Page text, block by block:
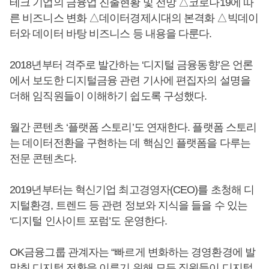
테크 기업의 금융업 진출현황 및 전망 △코로나19에 따
른 비즈니스 변화 △데이터경제시대의 본격화 △빅데이
터와 데이터 바탕 비즈니스 등 내용을 다룬다.
2018년부터 격주로 발간하는 ‘디지털 금융동향’은 언론
에서 보도한 디지털금융 관련 기사에 편집자의 설명을
더해 임직원들이 이해하기 쉽도록 구성했다.
월간 콘텐츠 ‘플랫폼 스토리’도 연재한다. 플랫폼 스토리
는 데이터전환을 구현하는 데 핵심인 플랫폼을 다루는
전문 콘텐츠다.
2019년부터는 혁신기업 최고경영자(CEO)를 초청해 디
지털환경, 트렌드 등 관련 정보와 지식을 들을 수 있는
‘디지털 인사이트 포럼’도 운영한다.
OK금융그룹 관계자는 “빠르게 변화하는 경영환경에 발